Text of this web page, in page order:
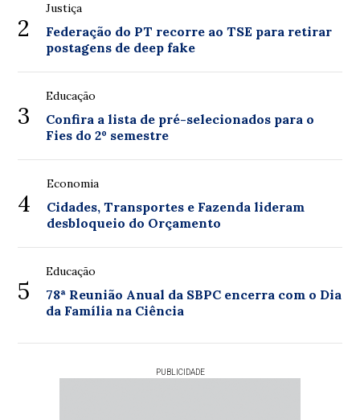
2
Justiça
Federação do PT recorre ao TSE para retirar
postagens de deep fake
3
Educação
Confira a lista de pré-selecionados para o
Fies do 2º semestre
4
Economia
Cidades, Transportes e Fazenda lideram
desbloqueio do Orçamento
5
Educação
78ª Reunião Anual da SBPC encerra com o Dia
da Família na Ciência
PUBLICIDADE